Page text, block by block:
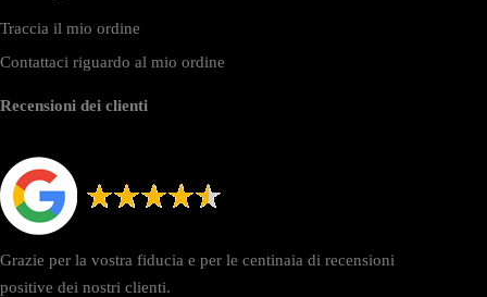
Traccia il mio ordine
Contattaci riguardo al mio ordine
Recensioni dei clienti
Grazie per la vostra fiducia e per le centinaia di recensioni
positive dei nostri clienti.